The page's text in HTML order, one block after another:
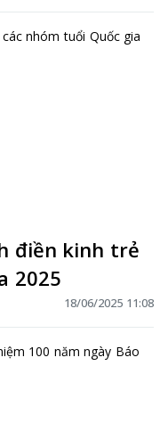
điền kinh trẻ
2025
18/06/2025 11:08